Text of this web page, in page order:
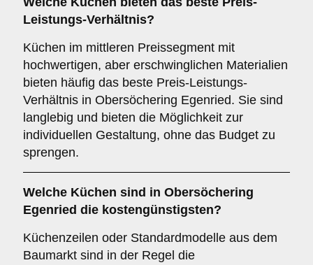
Leistungs-Verhältnis?
Küchen im mittleren Preissegment mit
hochwertigen, aber erschwinglichen Materialien
bieten häufig das beste Preis-Leistungs-
Verhältnis in Obersöchering Egenried. Sie sind
langlebig und bieten die Möglichkeit zur
individuellen Gestaltung, ohne das Budget zu
sprengen.
Welche Küchen sind in Obersöchering
Egenried die kostengünstigsten?
Küchenzeilen oder Standardmodelle aus dem
Baumarkt sind in der Regel die